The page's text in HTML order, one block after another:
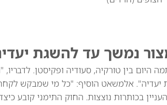
נמשך עד להשגת
בין טורקיה, סעודיה ופקיסטן. לדבריו,
יעדיה". אלמשאט הוסיף: "כל מי שמבקש
אם יעטוף את העניין בכותרות נוצצות. החוק התימני קובע